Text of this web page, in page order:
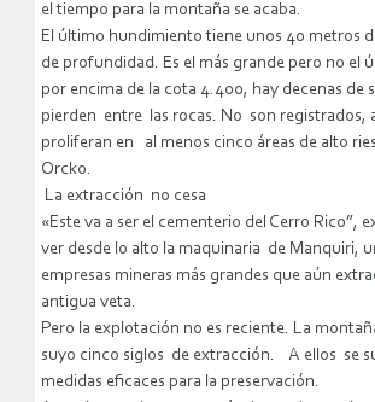
el tiempo para la montaña se acaba.
El último hundimiento tiene unos 40 metros
de profundidad. Es el más grande pero no el
por encima de la cota 4.400, hay decenas de
pierden entre las rocas. No son registrados,
proliferan en al menos cinco áreas de alto
Orcko.
La extracción no cesa
«Este va a ser el cementerio del Cerro Rico”,
ver desde lo alto la maquinaria de Manquiri,
empresas mineras más grandes que aún
antigua veta.
Pero la explotación no es reciente. La
suyo cinco siglos de extracción. A ellos se
medidas eficaces para la preservación.